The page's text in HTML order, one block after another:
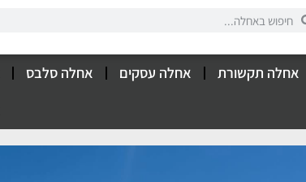
אחלה תקשורת אחלה עסקים אחלה סלבס